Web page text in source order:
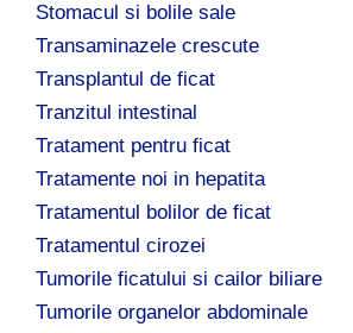
Stomacul si bolile sale
Transaminazele crescute
Transplantul de ficat
Tranzitul intestinal
Tratament pentru ficat
Tratamente noi in hepatita
Tratamentul bolilor de ficat
Tratamentul cirozei
Tumorile ficatului si cailor biliare
Tumorile organelor abdominale